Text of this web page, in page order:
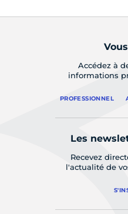
Accédez à
informations
PROFESSIONNEL
Les
Recevez
l'actualité de